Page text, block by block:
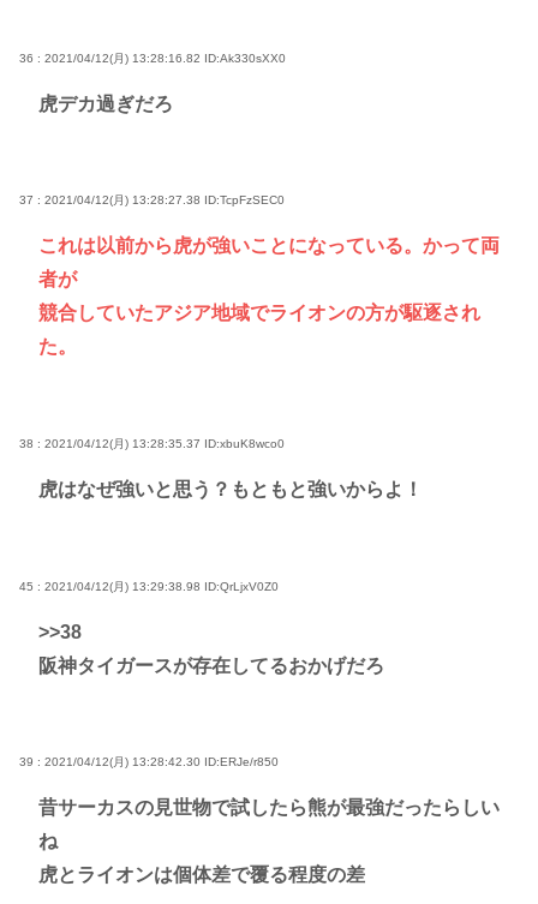
36 : 2021/04/12(月) 13:28:16.82 ID:Ak330sXX0
虎デカ過ぎだろ
37 : 2021/04/12(月) 13:28:27.38 ID:TcpFzSEC0
これは以前から虎が強いことになっている。かって両
者が
競合していたアジア地域でライオンの方が駆逐され
た。
38 : 2021/04/12(月) 13:28:35.37 ID:xbuK8wco0
虎はなぜ強いと思う？もともと強いからよ！
45 : 2021/04/12(月) 13:29:38.98 ID:QrLjxV0Z0
>>38
阪神タイガースが存在してるおかげだろ
39 : 2021/04/12(月) 13:28:42.30 ID:ERJe/r850
昔サーカスの見世物で試したら熊が最強だったらしい
ね
虎とライオンは個体差で覆る程度の差